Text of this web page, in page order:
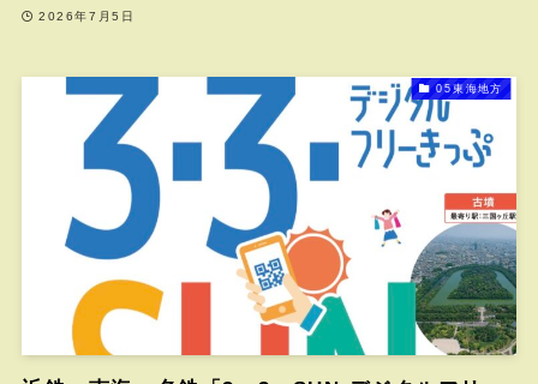
2026年7月5日
05東海地方